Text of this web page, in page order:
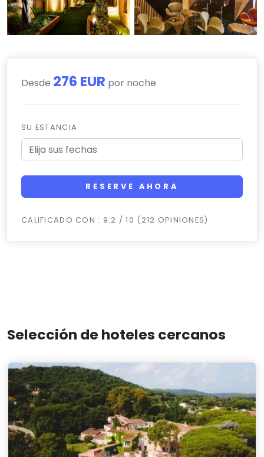
Desde 276 EUR por noche
SU ESTANCIA
RESERVE AHORA
CALIFICADO CON : 9.2 / 10 (212 OPINIONES)
Selección de hoteles cercanos